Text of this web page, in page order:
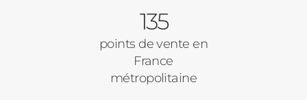
135
points de vente en
France
métropolitaine